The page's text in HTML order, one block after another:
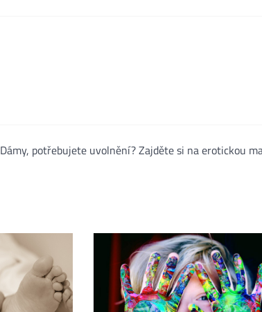
Dámy, potřebujete uvolnění? Zajděte si na erotickou